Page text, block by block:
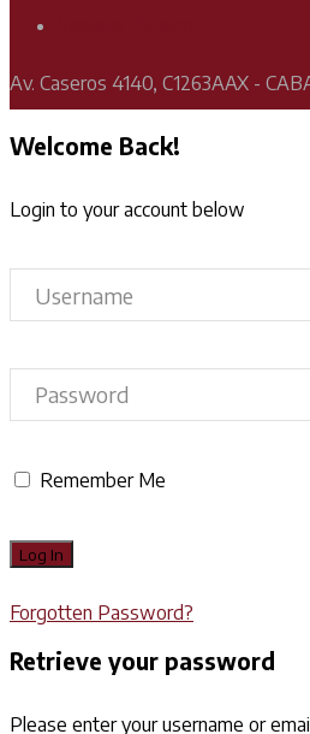
Av. Caseros 4140, C1263AAX -
Welcome Back!
Login to your account below
Remember Me
Forgotten Password?
Retrieve your password
Please enter your username or